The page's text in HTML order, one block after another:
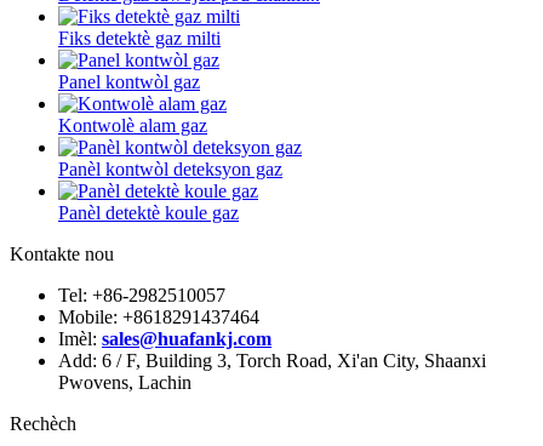
Fiks detektè gaz milti
Panel kontwòl gaz
Kontwolè alam gaz
Panèl kontwòl deteksyon gaz
Panèl detektè koule gaz
Kontakte nou
Tel: +86-2982510057
Mobile: +8618291437464
Imèl: sales@huafankj.com
Add: 6 / F, Building 3, Torch Road, Xi'an City, Shaanxi
Pwovens, Lachin
Rechèch